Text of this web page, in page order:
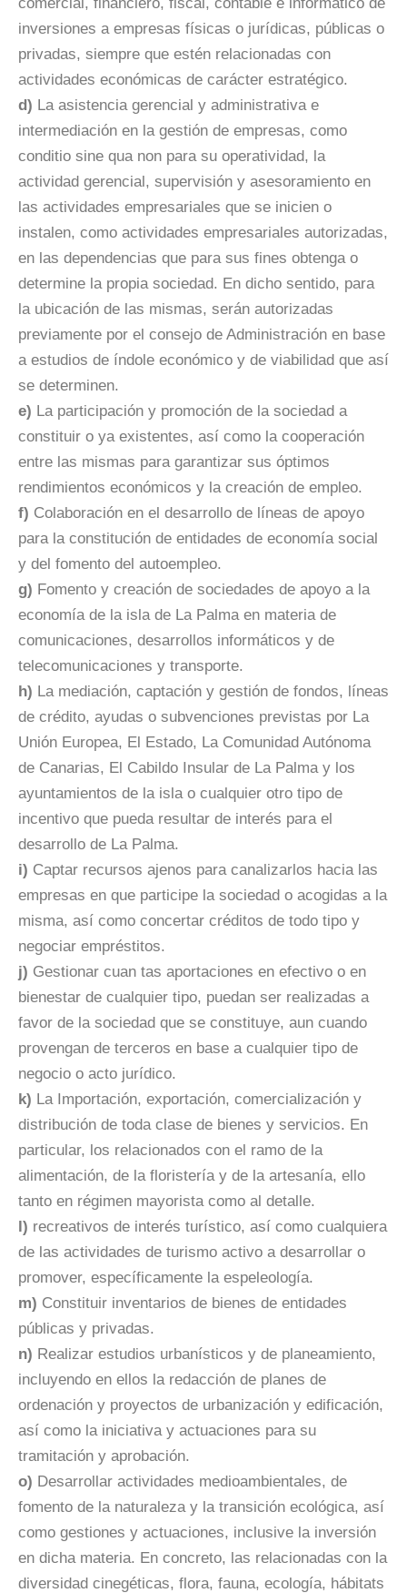
inversiones a empresas físicas o jurídicas, públicas o
privadas, siempre que estén relacionadas con
actividades económicas de carácter estratégico.
d) La asistencia gerencial y administrativa e
intermediación en la gestión de empresas, como
conditio sine qua non para su operatividad, la
actividad gerencial, supervisión y asesoramiento en
las actividades empresariales que se inicien o
instalen, como actividades empresariales autorizadas,
en las dependencias que para sus fines obtenga o
determine la propia sociedad. En dicho sentido, para
la ubicación de las mismas, serán autorizadas
previamente por el consejo de Administración en base
a estudios de índole económico y de viabilidad que así
se determinen.
e) La participación y promoción de la sociedad a
constituir o ya existentes, así como la cooperación
entre las mismas para garantizar sus óptimos
rendimientos económicos y la creación de empleo.
f) Colaboración en el desarrollo de líneas de apoyo
para la constitución de entidades de economía social
y del fomento del autoempleo.
g) Fomento y creación de sociedades de apoyo a la
economía de la isla de La Palma en materia de
comunicaciones, desarrollos informáticos y de
telecomunicaciones y transporte.
h) La mediación, captación y gestión de fondos, líneas
de crédito, ayudas o subvenciones previstas por La
Unión Europea, El Estado, La Comunidad Autónoma
de Canarias, El Cabildo Insular de La Palma y los
ayuntamientos de la isla o cualquier otro tipo de
incentivo que pueda resultar de interés para el
desarrollo de La Palma.
i) Captar recursos ajenos para canalizarlos hacia las
empresas en que participe la sociedad o acogidas a la
misma, así como concertar créditos de todo tipo y
negociar empréstitos.
j) Gestionar cuan tas aportaciones en efectivo o en
bienestar de cualquier tipo, puedan ser realizadas a
favor de la sociedad que se constituye, aun cuando
provengan de terceros en base a cualquier tipo de
negocio o acto jurídico.
k) La Importación, exportación, comercialización y
distribución de toda clase de bienes y servicios. En
particular, los relacionados con el ramo de la
alimentación, de la floristería y de la artesanía, ello
tanto en régimen mayorista como al detalle.
l) recreativos de interés turístico, así como cualquiera
de las actividades de turismo activo a desarrollar o
promover, específicamente la espeleología.
m) Constituir inventarios de bienes de entidades
públicas y privadas.
n) Realizar estudios urbanísticos y de planeamiento,
incluyendo en ellos la redacción de planes de
ordenación y proyectos de urbanización y edificación,
así como la iniciativa y actuaciones para su
tramitación y aprobación.
o) Desarrollar actividades medioambientales, de
fomento de la naturaleza y la transición ecológica, así
como gestiones y actuaciones, inclusive la inversión
en dicha materia. En concreto, las relacionadas con la
diversidad cinegéticas, flora, fauna, ecología, hábitats